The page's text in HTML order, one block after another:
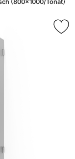
(800x1000/Tonat/